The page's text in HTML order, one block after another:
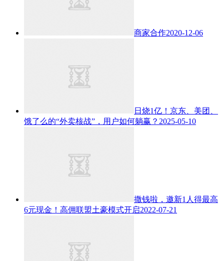
商家合作2020-12-06
日烧1亿！京东、美团、
饿了么的“外卖核战”，用户如何躺赢？ 2025-05-10
撒钱啦，邀新1人得最高
6元现金！高佣联盟土豪模式开启2022-07-21